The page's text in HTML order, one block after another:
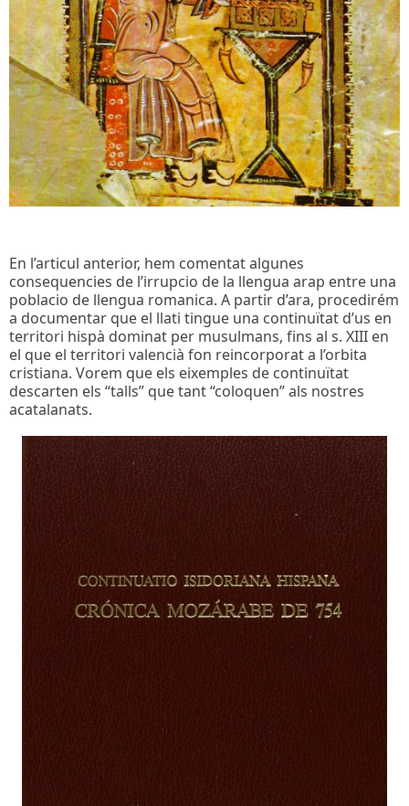
En l’articul anterior, hem comentat algunes
consequencies de l’irrupcio de la llengua arap entre una
poblacio de llengua romanica. A partir d’ara, procedirém
a documentar que el llati tingue una continuïtat d’us en
territori hispà dominat per musulmans, fins al s. XIII en
el que el territori valencià fon reincorporat a l’orbita
cristiana. Vorem que els eixemples de continuïtat
descarten els “talls” que tant “coloquen” als nostres
acatalanats.